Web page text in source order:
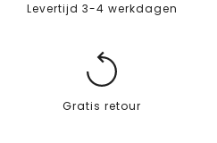
Levertijd 3-4 werkdagen
Gratis retour